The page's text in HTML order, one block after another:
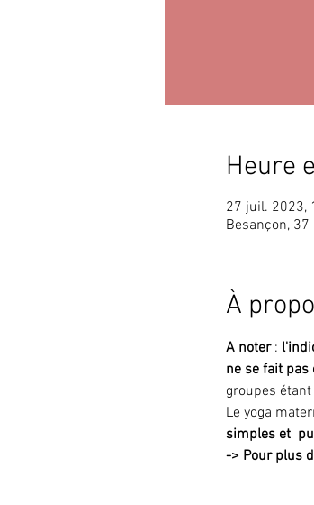
Heure
27 juil. 2023,
Besançon,
À
A noter :
ne se fait pas
groupes
Le yoga
simples et
-> Pour plus